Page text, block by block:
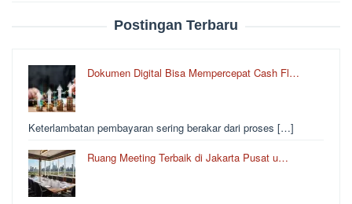
Postingan Terbaru
Dokumen Digital Bisa Mempercepat Cash Fl…
Keterlambatan pembayaran sering berakar dari proses […]
Ruang Meeting Terbaik di Jakarta Pusat u…